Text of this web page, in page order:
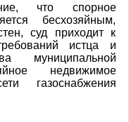
что спорное
бесхозяйным,
суд приходит к
истца и
муниципальной
недвижимое
газоснабжения